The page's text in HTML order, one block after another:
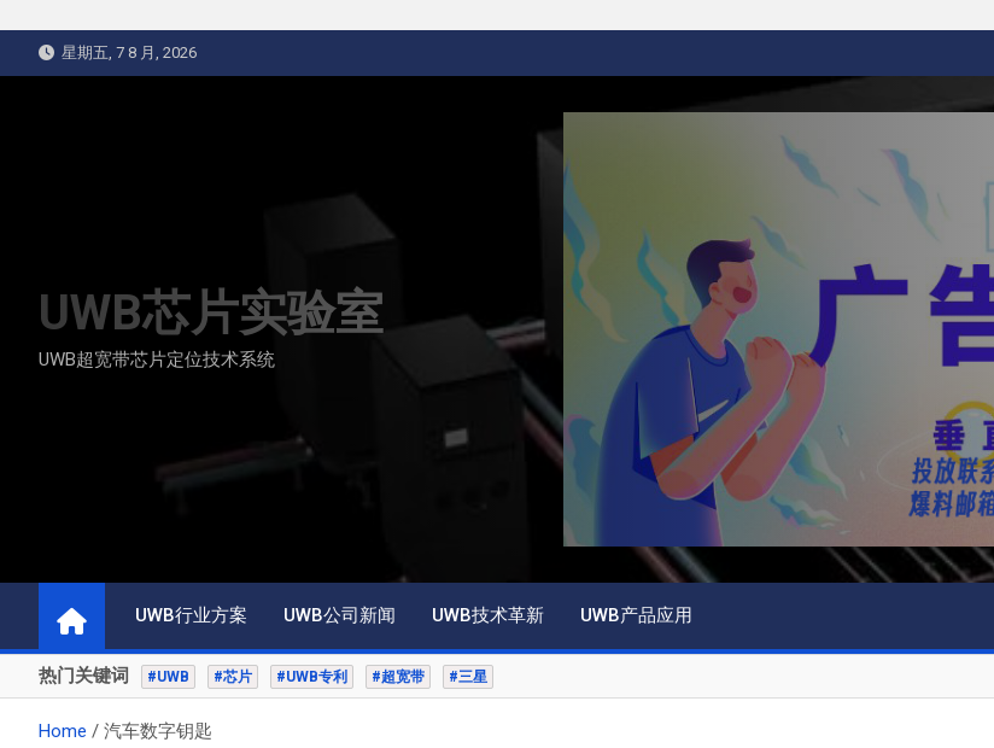
to
星期五, 7 8 月, 2026
UWB芯片实验室
UWB超宽带芯片定位技术系统
UWB行业方案 UWB公司新闻 UWB技术革新 UWB产品应用
热门关键词 #UWB #芯片 #UWB专利 #超宽带 #三星
Home 汽车数字钥匙